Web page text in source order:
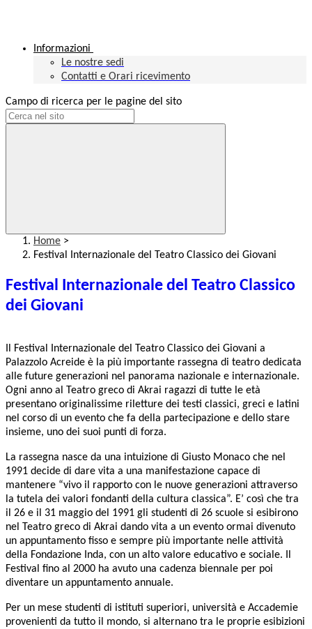
Informazioni
Le nostre sedi
Contatti e Orari ricevimento
Campo di ricerca per le pagine del sito
Home >
Festival Internazionale del Teatro Classico dei Giovani
Festival Internazionale del Teatro Classico
dei Giovani
Il Festival Internazionale del Teatro Classico dei Giovani a
Palazzolo Acreide è la più importante rassegna di teatro dedicata
alle future generazioni nel panorama nazionale e internazionale.
Ogni anno al Teatro greco di Akrai ragazzi di tutte le età
presentano originalissime riletture dei testi classici, greci e latini
nel corso di un evento che fa della partecipazione e dello stare
insieme, uno dei suoi punti di forza.
La rassegna nasce da una intuizione di Giusto Monaco che nel
1991 decide di dare vita a una manifestazione capace di
mantenere “vivo il rapporto con le nuove generazioni attraverso
la tutela dei valori fondanti della cultura classica”. E’ così che tra
il 26 e il 31 maggio del 1991 gli studenti di 26 scuole si esibirono
nel Teatro greco di Akrai dando vita a un evento ormai divenuto
un appuntamento fisso e sempre più importante nelle attività
della Fondazione Inda, con un alto valore educativo e sociale. Il
Festival fino al 2000 ha avuto una cadenza biennale per poi
diventare un appuntamento annuale.
Per un mese studenti di istituti superiori, università e Accademie
provenienti da tutto il mondo, si alternano tra le proprie esibizioni